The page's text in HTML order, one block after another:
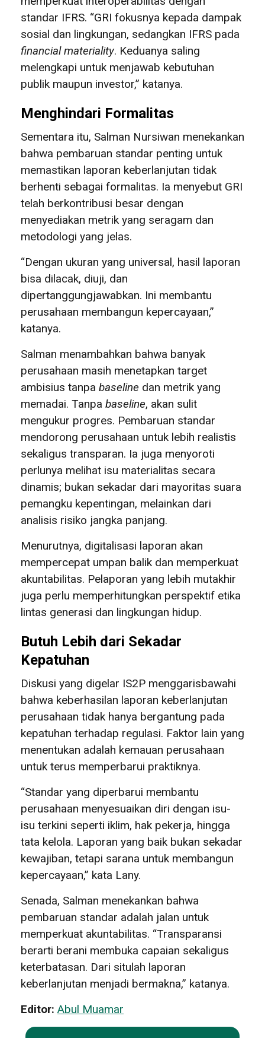
standar IFRS. “GRI fokusnya kepada dampak
sosial dan lingkungan, sedangkan IFRS pada
financial materiality. Keduanya saling
melengkapi untuk menjawab kebutuhan
publik maupun investor,” katanya.
Menghindari Formalitas
Sementara itu, Salman Nursiwan menekankan
bahwa pembaruan standar penting untuk
memastikan laporan keberlanjutan tidak
berhenti sebagai formalitas. Ia menyebut GRI
telah berkontribusi besar dengan
menyediakan metrik yang seragam dan
metodologi yang jelas.
“Dengan ukuran yang universal, hasil laporan
bisa dilacak, diuji, dan
dipertanggungjawabkan. Ini membantu
perusahaan membangun kepercayaan,”
katanya.
Salman menambahkan bahwa banyak
perusahaan masih menetapkan target
ambisius tanpa baseline dan metrik yang
memadai. Tanpa baseline, akan sulit
mengukur progres. Pembaruan standar
mendorong perusahaan untuk lebih realistis
sekaligus transparan. Ia juga menyoroti
perlunya melihat isu materialitas secara
dinamis; bukan sekadar dari mayoritas suara
pemangku kepentingan, melainkan dari
analisis risiko jangka panjang.
Menurutnya, digitalisasi laporan akan
mempercepat umpan balik dan memperkuat
akuntabilitas. Pelaporan yang lebih mutakhir
juga perlu memperhitungkan perspektif etika
lintas generasi dan lingkungan hidup.
Butuh Lebih dari Sekadar
Kepatuhan
Diskusi yang digelar IS2P menggarisbawahi
bahwa keberhasilan laporan keberlanjutan
perusahaan tidak hanya bergantung pada
kepatuhan terhadap regulasi. Faktor lain yang
menentukan adalah kemauan perusahaan
untuk terus memperbarui praktiknya.
“Standar yang diperbarui membantu
perusahaan menyesuaikan diri dengan isu-
isu terkini seperti iklim, hak pekerja, hingga
tata kelola. Laporan yang baik bukan sekadar
kewajiban, tetapi sarana untuk membangun
kepercayaan,” kata Lany.
Senada, Salman menekankan bahwa
pembaruan standar adalah jalan untuk
memperkuat akuntabilitas. “Transparansi
berarti berani membuka capaian sekaligus
keterbatasan. Dari situlah laporan
keberlanjutan menjadi bermakna,” katanya.
Editor: Abul Muamar